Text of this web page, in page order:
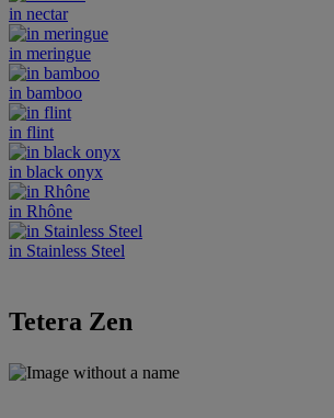
in nectar
in meringue
in bamboo
in flint
in black onyx
in Rhône
in Stainless Steel
Tetera Zen